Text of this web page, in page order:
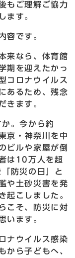
もご理解ご協力
ます。
容です。
来なら、体育館
期を迎えたかっ
コロナウイルス
あるため、残念
きます。
。今から約
・神奈川を中
ビルや家屋が倒
は10万人を超
防災の日」と
や土砂災害を発
起こしました。
こそ、防災に対
います。
ナウイルス感染
から子どもへ、